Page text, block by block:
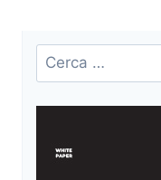
Ricerca
per: